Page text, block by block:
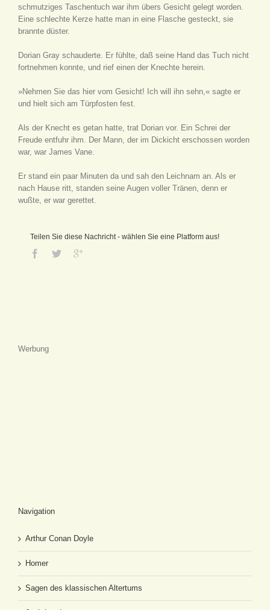
schmutziges Taschentuch war ihm übers Gesicht gelegt worden.
Eine schlechte Kerze hatte man in eine Flasche gesteckt, sie
brannte düster.
Dorian Gray schauderte. Er fühlte, daß seine Hand das Tuch nicht
fortnehmen konnte, und rief einen der Knechte herein.
»Nehmen Sie das hier vom Gesicht! Ich will ihn sehn,« sagte er
und hielt sich am Türpfosten fest.
Als der Knecht es getan hatte, trat Dorian vor. Ein Schrei der
Freude entfuhr ihm. Der Mann, der im Dickicht erschossen worden
war, war James Vane.
Er stand ein paar Minuten da und sah den Leichnam an. Als er
nach Hause ritt, standen seine Augen voller Tränen, denn er
wußte, er war gerettet.
Teilen Sie diese Nachricht - wählen Sie eine Platform aus!
Werbung
Navigation
Arthur Conan Doyle
Homer
Sagen des klassischen Altertums